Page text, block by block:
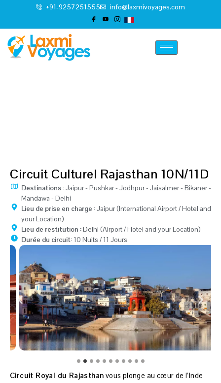
+91-9257251555 info@laxmivoyages.com
Circuit Culturel Rajasthan 10N/11D
Destinations :Jaipur - Pushkar - Jodhpur - Jaisalmer - Bikaner -
Mandawa - Delhi
Lieu de prise en charge :Jaipur (International Airport / Hotel and
your Location)
Lieu de restitution :Delhi (Airport / Hotel and your Location)
Durée du circuit:10 Nuits / 11 Jours
Circuit Royal du Rajasthan vous plonge au cœur de l’Inde